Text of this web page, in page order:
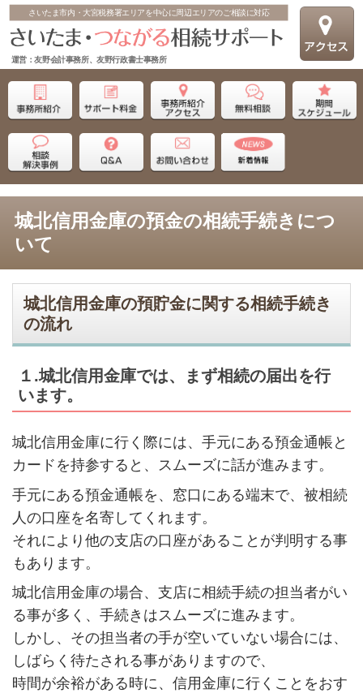
さいたま市内・大宮税務署エリアを中心に周辺エリアのご相談に対応
運営：友野会計事務所、友野行政書士事務所
城北信用金庫の預金の相続手続きにつ
いて
城北信用金庫の預貯金に関する相続手続き
の流れ
１.城北信用金庫では、まず相続の届出を行
います。
城北信用金庫に行く際には、手元にある預金通帳と
カードを持参すると、スムーズに話が進みます。
手元にある預金通帳を、窓口にある端末で、被相続
人の口座を名寄してくれます。
それにより他の支店の口座があることが判明する事
もあります。
城北信用金庫の場合、支店に相続手続の担当者がい
る事が多く、手続きはスムーズに進みます。
しかし、その担当者の手が空いていない場合には、
しばらく待たされる事がありますので、
時間が余裕がある時に、信用金庫に行くことをおす